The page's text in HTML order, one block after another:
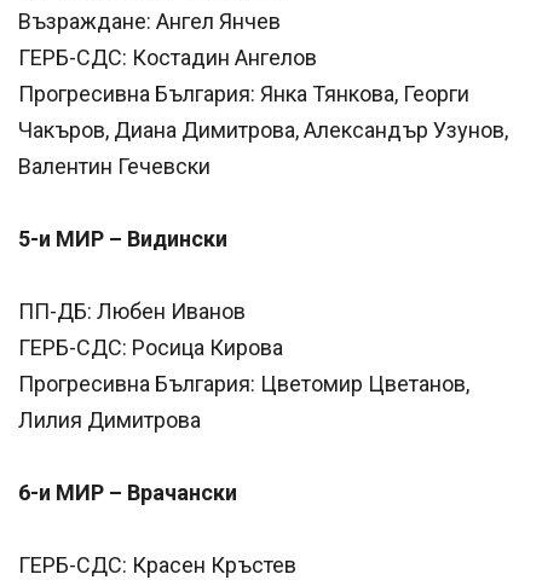
Възраждане: Ангел Янчев
ГЕРБ-СДС: Костадин Ангелов
Прогресивна България: Янка Тянкова, Георги
Чакъров, Диана Димитрова, Александър Узунов,
Валентин Гечевски
5-и МИР – Видински
ПП-ДБ: Любен Иванов
ГЕРБ-СДС: Росица Кирова
Прогресивна България: Цветомир Цветанов,
Лилия Димитрова
6-и МИР – Врачански
ГЕРБ-СДС: Красен Кръстев